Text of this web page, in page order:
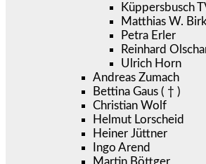
Küppersbusch
Matthias W.
Petra Erler
Reinhard
Ulrich Horn
Andreas Zumach
Bettina Gaus ( † )
Christian Wolf
Helmut Lorscheid
Heiner Jüttner
Ingo Arend
Martin Böttger